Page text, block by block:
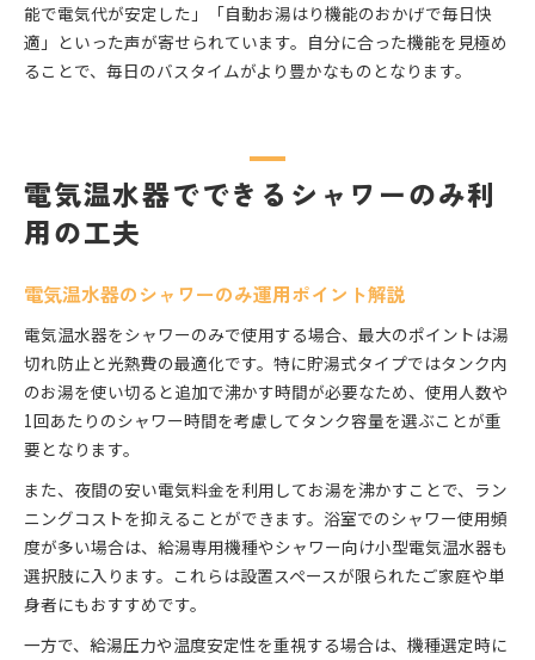
能で電気代が安定した」「自動お湯はり機能のおかげで毎日快
適」といった声が寄せられています。自分に合った機能を見極め
ることで、毎日のバスタイムがより豊かなものとなります。
電気温水器でできるシャワーのみ利
用の工夫
電気温水器のシャワーのみ運用ポイント解説
電気温水器をシャワーのみで使用する場合、最大のポイントは湯
切れ防止と光熱費の最適化です。特に貯湯式タイプではタンク内
のお湯を使い切ると追加で沸かす時間が必要なため、使用人数や
1回あたりのシャワー時間を考慮してタンク容量を選ぶことが重
要となります。
また、夜間の安い電気料金を利用してお湯を沸かすことで、ラン
ニングコストを抑えることができます。浴室でのシャワー使用頻
度が多い場合は、給湯専用機種やシャワー向け小型電気温水器も
選択肢に入ります。これらは設置スペースが限られたご家庭や単
身者にもおすすめです。
一方で、給湯圧力や温度安定性を重視する場合は、機種選定時に